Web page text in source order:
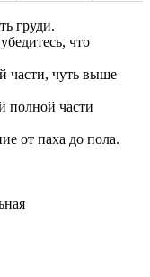
груди.
что
части, чуть выше
полной части
от паха до пола.